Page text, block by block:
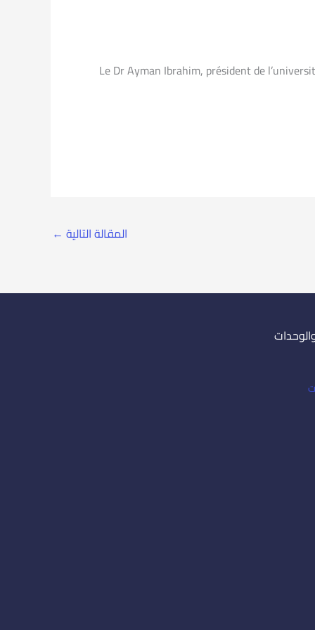
Le Dr Ayman Ibrahim, président de
المقالة التالية ←